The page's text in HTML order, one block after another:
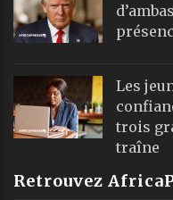
Les
trois
traîne
Retrouvez